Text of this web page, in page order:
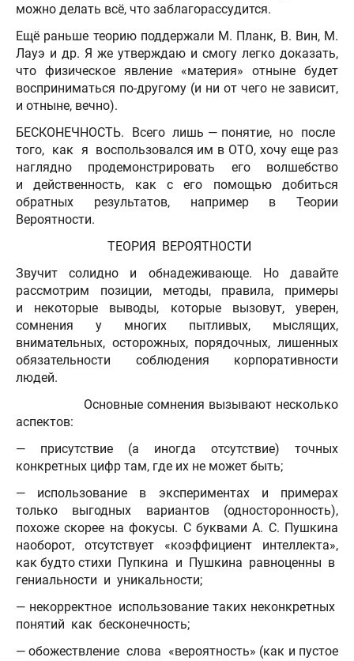
можно делать всё, что заблагорассудится.
Ещё раньше теорию поддержали М. Планк, В. Вин, М.
Лауэ и др. Я же утверждаю и смогу легко доказать,
что физическое явление «материя» отныне будет
восприниматься по-другому (и ни от чего не зависит,
и отныне, вечно).
БЕСКОНЕЧНОСТЬ. Всего лишь — понятие, но после
того, как я воспользовался им в ОТО, хочу еще раз
наглядно продемонстрировать его волшебство
и действенность, как с его помощью добиться
обратных результатов, например в Теории
Вероятности.
ТЕОРИЯ ВЕРОЯТНОСТИ
Звучит солидно и обнадеживающе. Но давайте
рассмотрим позиции, методы, правила, примеры
и некоторые выводы, которые вызовут, уверен,
сомнения у многих пытливых, мыслящих,
внимательных, осторожных, порядочных, лишенных
обязательности соблюдения корпоративности
людей.
Основные сомнения вызывают несколько
аспектов:
— присутствие (а иногда отсутствие) точных
конкретных цифр там, где их не может быть;
— использование в экспериментах и примерах
только выгодных вариантов (односторонность),
похоже скорее на фокусы. С буквами А. С. Пушкина
наоборот, отсутствует «коэффициент интеллекта»,
как будто стихи Пупкина и Пушкина равноценны в
гениальности и уникальности;
— некорректное использование таких неконкретных
понятий как бесконечность;
— обожествление слова «вероятность» (как и пустое